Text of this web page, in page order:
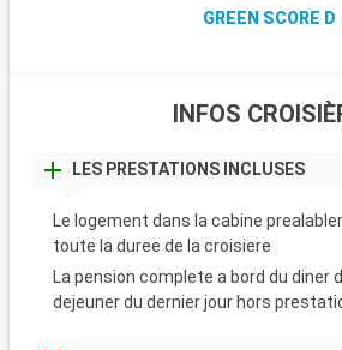
GREEN SCORE D
INFOS
LES PRESTATIONS INCLUSES
Le logement dans la cabine
toute la duree de la croisiere
La pension complete a bord du diner
dejeuner du dernier jour hors